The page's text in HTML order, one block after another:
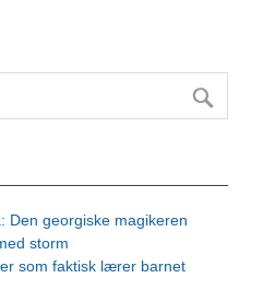
Den georgiske magikeren
storm
som faktisk lærer barnet